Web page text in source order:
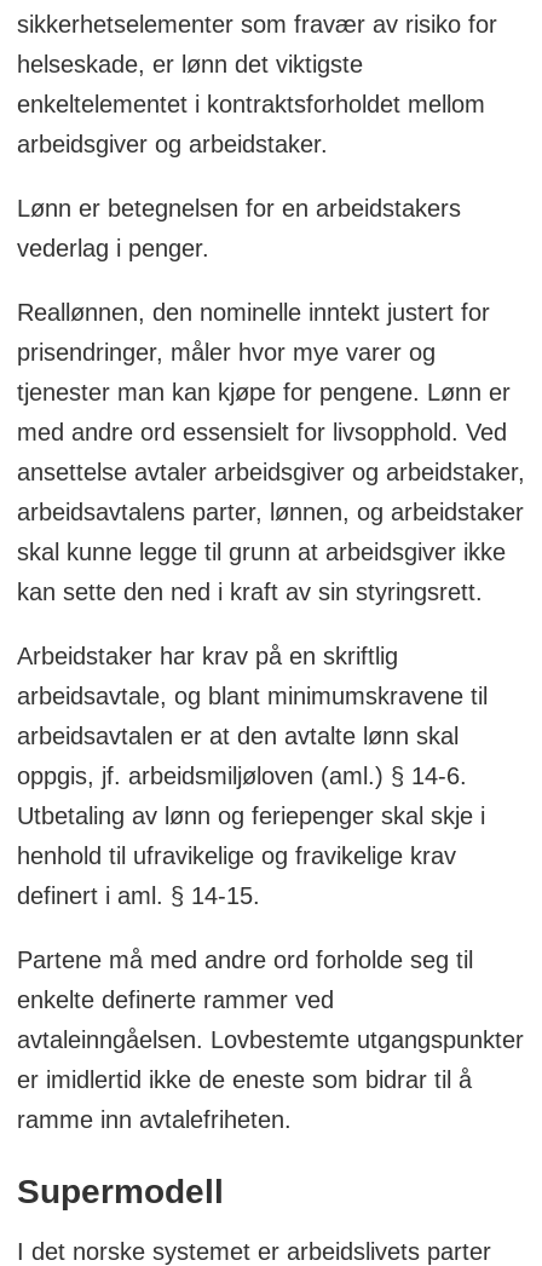
sikkerhetselementer som fravær av risiko for
helseskade, er lønn det viktigste
enkeltelementet i kontraktsforholdet mellom
arbeidsgiver og arbeidstaker.
Lønn er betegnelsen for en arbeidstakers
vederlag i penger.
Reallønnen, den nominelle inntekt justert for
prisendringer, måler hvor mye varer og
tjenester man kan kjøpe for pengene. Lønn er
med andre ord essensielt for livsopphold. Ved
ansettelse avtaler arbeidsgiver og arbeidstaker,
arbeidsavtalens parter, lønnen, og arbeidstaker
skal kunne legge til grunn at arbeidsgiver ikke
kan sette den ned i kraft av sin styringsrett.
Arbeidstaker har krav på en skriftlig
arbeidsavtale, og blant minimumskravene til
arbeidsavtalen er at den avtalte lønn skal
oppgis, jf. arbeidsmiljøloven (aml.) § 14-6.
Utbetaling av lønn og feriepenger skal skje i
henhold til ufravikelige og fravikelige krav
definert i aml. § 14-15.
Partene må med andre ord forholde seg til
enkelte definerte rammer ved
avtaleinngåelsen. Lovbestemte utgangspunkter
er imidlertid ikke de eneste som bidrar til å
ramme inn avtalefriheten.
Supermodell
I det norske systemet er arbeidslivets parter